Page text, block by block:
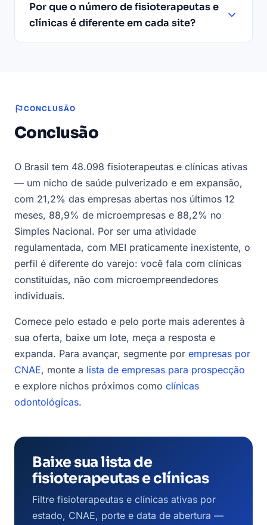
Por que o número de fisioterapeutas e
clínicas é diferente em cada site?
CONCLUSÃO
Conclusão
O Brasil tem 48.098 fisioterapeutas e clínicas ativas
— um nicho de saúde pulverizado e em expansão,
com 21,2% das empresas abertas nos últimos 12
meses, 88,9% de microempresas e 88,2% no
Simples Nacional. Por ser uma atividade
regulamentada, com MEI praticamente inexistente, o
perfil é diferente do varejo: você fala com clínicas
constituídas, não com microempreendedores
individuais.
Comece pelo estado e pelo porte mais aderentes à
sua oferta, baixe um lote, meça a resposta e
expanda. Para avançar, segmente por empresas por
CNAE, monte a lista de empresas para prospecção
e explore nichos próximos como clínicas
odontológicas.
Baixe sua lista de
fisioterapeutas e clínicas
Filtre fisioterapeutas e clínicas ativas por
estado, CNAE, porte e data de abertura —